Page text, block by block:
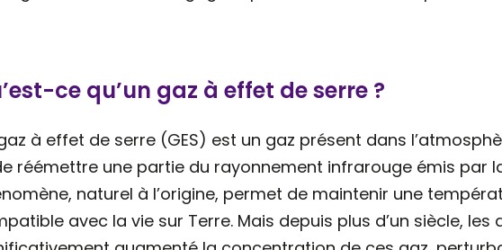
ce qu’un gaz à effet de serre ?
à effet de serre (GES) est un gaz présent dans
réémettre une partie du rayonnement infrarouge émis par
naturel à l’origine, permet de maintenir une
avec la vie sur Terre. Mais depuis plus d’un siècle,